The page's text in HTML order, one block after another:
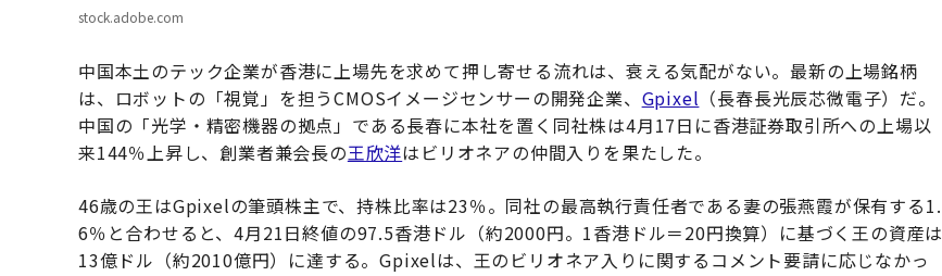
stock.adobe.com
中国本土のテック企業が香港に上場先を求めて押し寄せる流れは、衰える気配がない。最新の上場銘柄
は、ロボットの「視覚」を担うCMOSイメージセンサーの開発企業、 Gpixel （長春長光辰芯微電子）だ。
中国の「光学・精密機器の拠点」である長春に本社を置く同社株は4月17日に香港証券取引所への上場以
来144％上昇し、創業者兼会長の王欣洋はビリオネアの仲間入りを果たした。
46歳の王はGpixelの筆頭株主で、持株比率は23％。同社の最高執行責任者である妻の張燕霞が保有する1.
6％と合わせると、4月21日終値の97.5香港ドル（約2000円。1香港ドル＝20円換算）に基づく王の資産は
13億ドル（約2010億円）に達する。Gpixelは、王のビリオネア入りに関するコメント要請に応じなかっ